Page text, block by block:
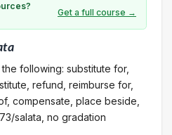
Get a full course →
following: substitute for,
refund, reimburse for,
compensate, place beside,
salata, no gradation